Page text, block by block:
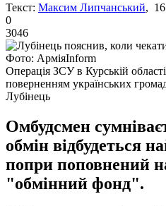
Текст: Максим Липчанський, 16
0
3046
Фото: АрміяІnform
Операція ЗСУ в Курській
поверненням українських
Лубінець
Омбудсмен
обмін відбудеться
попри поповнений
"обмінний фонд".